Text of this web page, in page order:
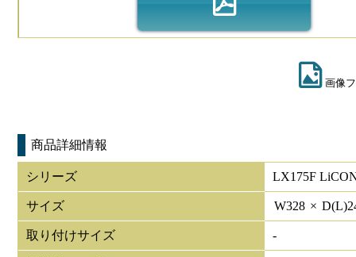
画像
商品詳細情報
シリーズ LX175F
サイズ W328 × D(L)
取り付けサイズ -